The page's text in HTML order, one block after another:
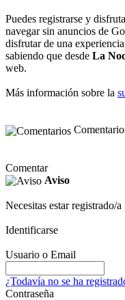
Puedes registrarse y
navegar sin anuncios de
disfrutar de una
sabiendo que desde La
web.
Más información sobre la
Comentar
Aviso
Necesitas estar registrado/
Identificarse
Usuario o Email
¿Todavía no se ha
Contraseña